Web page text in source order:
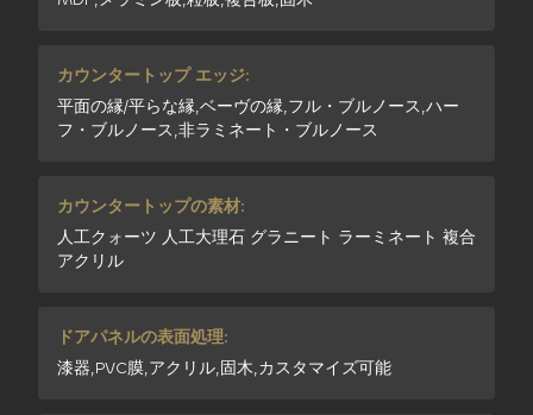
カウンタートップ エッジ:
平面の縁/平らな縁,ベーヴの縁,フル・ブルノース,ハー
フ・ブルノース,非ラミネート・ブルノース
カウンタートップの素材:
人工クォーツ 人工大理石 グラニート ラーミネート 複合
アクリル
ドアパネルの表面処理:
漆器,PVC膜,アクリル,固木,カスタマイズ可能